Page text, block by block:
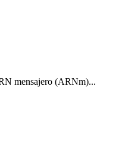
mensajero (ARNm)...